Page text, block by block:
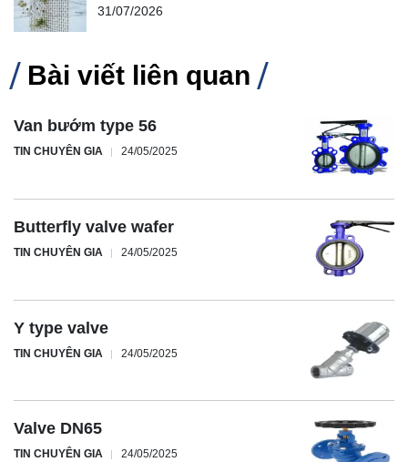
31/07/2026
Bài viết liên quan
Van bướm type 56
TIN CHUYÊN GIA 24/05/2025
Butterfly valve wafer
TIN CHUYÊN GIA 24/05/2025
Y type valve
TIN CHUYÊN GIA 24/05/2025
Valve DN65
TIN CHUYÊN GIA 24/05/2025